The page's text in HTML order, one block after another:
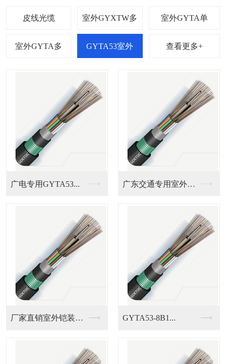
查看更多+
广电专用GYTA53... 广东交通专用室外重铠...
厂家直销室外铠装GY... GYTA53-8B1...